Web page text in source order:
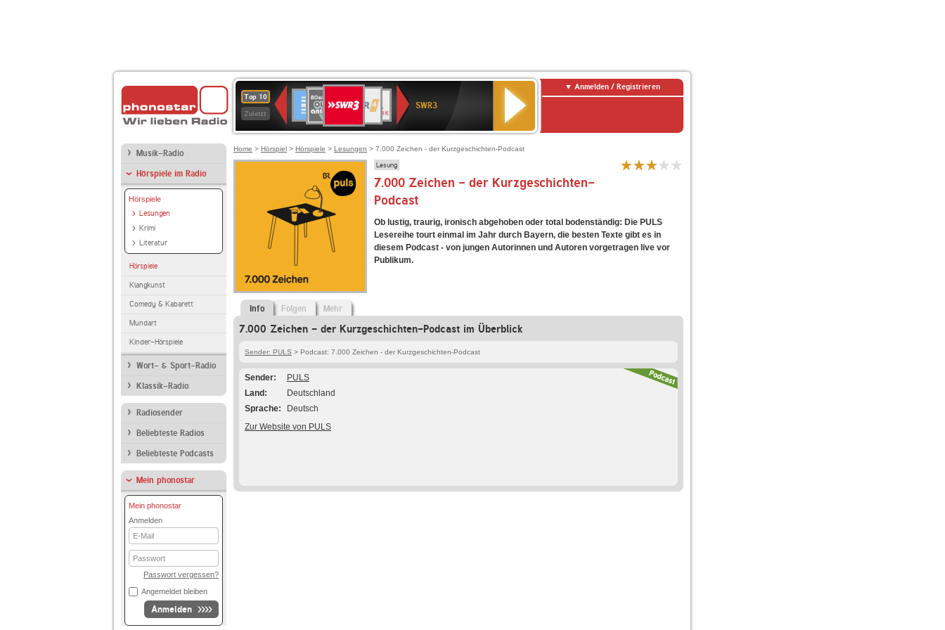
Top 10
Zuletzt
Deutschlandfunk
80er
90er
OLDIE
ANTENNE
4
KLASSIK
SWR
Kultur
NDR
2
SWR3
Anmelden / Registrieren
Musik-Radio
Hörspiele im Radio
Hörspiele
Lesungen
Krimi
Literatur
Hörspiele
Klangkunst
Comedy & Kabarett
Mundart
Kinder-Hörspiele
Wort- & Sport-Radio
Klassik-Radio
Radiosender
Beliebteste Radios
Beliebteste Podcasts
Mein phonostar
Mein phonostar
Anmelden
E-
Mail
Passwort
Passwort vergessen?
Angemeldet bleiben
Anmelden
Home > Hörspiel > Hörspiele > Lesungen > 7.000 Zeichen - der Kurzgeschichten-Podcast
Lesung
7.000 Zeichen - der Kurzgeschichten-
Podcast
Ob lustig, traurig, ironisch abgehoben oder total bodenständig: Die PULS
Lesereihe tourt einmal im Jahr durch Bayern, die besten Texte gibt es in
diesem Podcast - von jungen Autorinnen und Autoren vorgetragen live vor
Publikum.
Info Folgen Mehr
7.000 Zeichen - der Kurzgeschichten-Podcast im Überblick
Sender: PULS > Podcast: 7.000 Zeichen - der Kurzgeschichten-Podcast
Sender
PULS
Land
Deutschland
Sprache
Deutsch
Zur Website von PULS